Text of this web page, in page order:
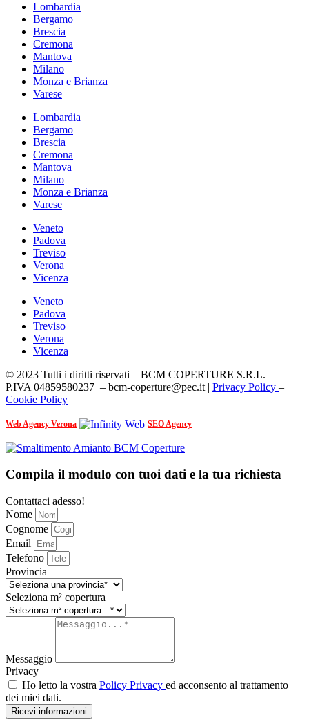
Lombardia
Bergamo
Brescia
Cremona
Mantova
Milano
Monza e Brianza
Varese
Lombardia
Bergamo
Brescia
Cremona
Mantova
Milano
Monza e Brianza
Varese
Veneto
Padova
Treviso
Verona
Vicenza
Veneto
Padova
Treviso
Verona
Vicenza
© 2023 Tutti i diritti riservati – BCM COPERTURE S.R.L. –
P.IVA 04859580237 – bcm-coperture@pec.it | Privacy Policy –
Cookie Policy
Web Agency Verona SEO Agency
Compila il modulo con tuoi dati e la tua richiesta
Contattaci adesso!
Nome
Cognome
Email
Telefono
Provincia
Seleziona m² copertura
Messaggio
Privacy
Ho letto la vostra Policy Privacy ed acconsento al trattamento
dei miei dati.
Ricevi informazioni